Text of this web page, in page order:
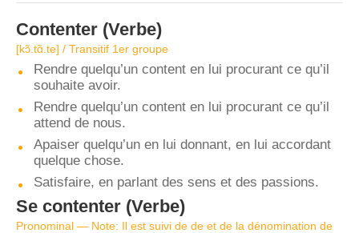
Contenter (Verbe)
[kɔ̃.tɑ̃.te] / Transitif 1er groupe
Rendre quelqu’un content en lui procurant ce qu’il
souhaite avoir.
Rendre quelqu’un content en lui procurant ce qu’il
attend de nous.
Apaiser quelqu’un en lui donnant, en lui accordant
quelque chose.
Satisfaire, en parlant des sens et des passions.
Se contenter (Verbe)
Pronominal — Note: Il est suivi de de et de la dénomination de